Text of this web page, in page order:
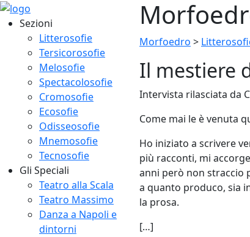
Sezioni
Litterosofie
Tersicorosofie
Melosofie
Spectacolosofie
Cromosofie
Ecosofie
Odisseosofie
Mnemosofie
Tecnosofie
Gli Speciali
Teatro alla Scala
Teatro Massimo
Danza a Napoli e
dintorni
Morfoedro >
Il mestiere
Intervista rilasciata da
Come mai le è venuta
Ho iniziato a scrivere
più racconti, mi
anni però non straccio
a quanto produco, sia
la prosa.
[…]